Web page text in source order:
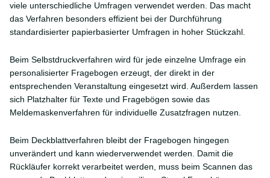
viele unterschiedliche Umfragen verwendet werden. Das macht
das Verfahren besonders effizient bei der Durchführung
standardisierter papierbasierter Umfragen in hoher Stückzahl.
Beim Selbstdruckverfahren wird für jede einzelne Umfrage ein
personalisierter Fragebogen erzeugt, der direkt in der
entsprechenden Veranstaltung eingesetzt wird. Außerdem lassen
sich Platzhalter für Texte und Fragebögen sowie das
Meldemaskenverfahren für individuelle Zusatzfragen nutzen.
Beim Deckblattverfahren bleibt der Fragebogen hingegen
unverändert und kann wiederverwendet werden. Damit die
Rückläufer korrekt verarbeitet werden, muss beim Scannen das